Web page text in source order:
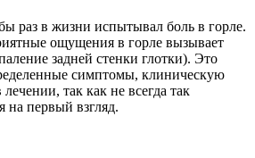
раз в жизни испытывал боль в горле.
ощущения в горле вызывает
задней стенки глотки). Это
симптомы, клиническую
так как не всегда так
на первый взгляд.